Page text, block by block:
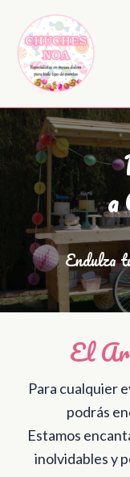
contenido
a
Endulza
El
Para cualquier
podrás
Estamos
inolvidables y